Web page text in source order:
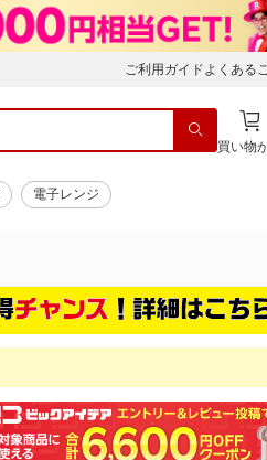
ご利用ガイド よくある
買い物
電子レンジ